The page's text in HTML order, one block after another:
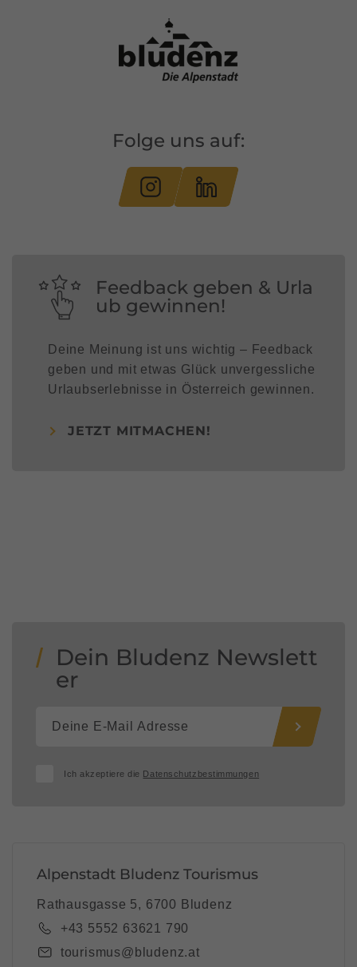
Folge uns auf:
Feedback geben & Urla
ub gewinnen!
Deine Meinung ist uns wichtig – Feedback
geben und mit etwas Glück unvergessliche
Urlaubserlebnisse in Österreich gewinnen.
JETZT MITMACHEN!
Dein Bludenz Newslett
er
Ich akzeptiere die Datenschutzbestimmungen
Alpenstadt Bludenz Tourismus
Rathausgasse 5, 6700 Bludenz
+43 5552 63621 790
tourismus@bludenz.at